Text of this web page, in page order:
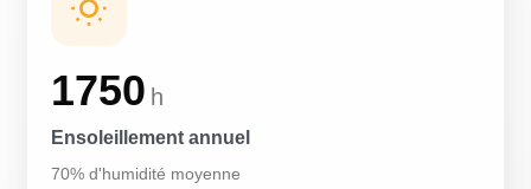
1750 h
Ensoleillement annuel
70% d'humidité moyenne